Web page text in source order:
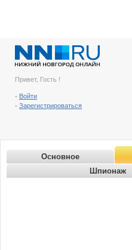
Привет, Гость !
- Войти
- Зарегистрироваться
Основное
Шпионаж